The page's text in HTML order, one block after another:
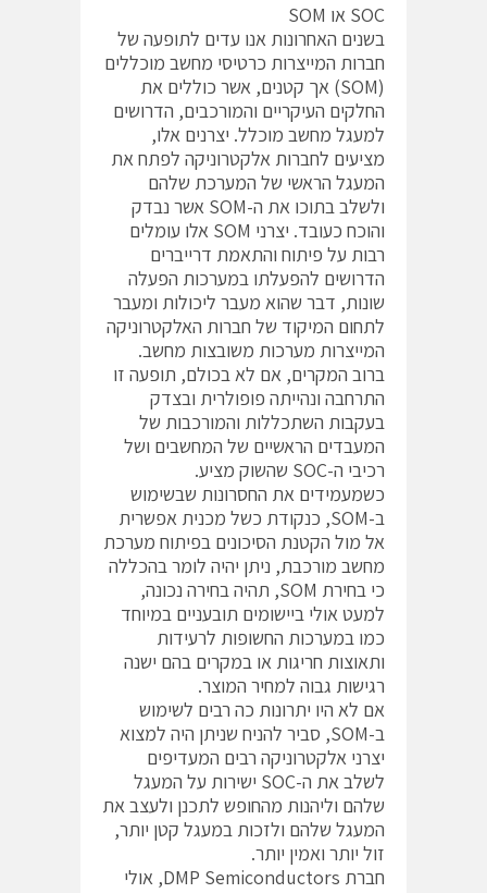
SOC או SOM
בשנים האחרונות אנו עדים לתופעה של
חברות המייצרות כרטיסי מחשב מוכללים
(SOM) אך קטנים, אשר כוללים את
החלקים העיקריים והמורכבים, הדרושים
למעגל מחשב מוכלל. יצרנים אלו,
מציעים לחברות אלקטרוניקה לפתח את
המעגל הראשי של המערכת שלהם
ולשלב בתוכו את ה-SOM אשר נבדק
והוכח כעובד. יצרני SOM אלו עומלים
רבות על פיתוח והתאמת דרייברים
הדרושים להפעלתו במערכות הפעלה
שונות, דבר שהוא מעבר ליכולות ומעבר
לתחום המיקוד של חברות האלקטרוניקה
המייצרות מערכות משובצות מחשב.
ברוב המקרים, אם לא בכולם, תופעה זו
התרחבה ונהייתה פופולרית ובצדק
בעקבות השתכללות והמורכבות של
המעבדים הראשיים של המחשבים ושל
רכיבי ה-SOC שהשוק מציע.
כשמעמידים את החסרונות שבשימוש
ב-SOM, כנקודת כשל מכנית אפשרית
אל מול הקטנת הסיכונים בפיתוח מערכת
מחשב מורכבת, ניתן יהיה לומר בהכללה
כי בחירת SOM, תהיה בחירה נכונה,
למעט אולי ביישומים תובעניים במיוחד
כמו במערכות החשופות לרעידות
ותאוצות חריגות או במקרים בהם ישנה
רגישות גבוה למחיר המוצר.
אם לא היו יתרונות כה רבים לשימוש
ב-SOM, סביר להניח שניתן היה למצוא
יצרני אלקטרוניקה רבים המעדיפים
לשלב את ה-SOC ישירות על המעגל
שלהם וליהנות מהחופש לתכנן ולעצב את
המעגל שלהם ולזכות במעגל קטן יותר,
זול יותר ואמין יותר.
חברת DMP Semiconductors, אולי